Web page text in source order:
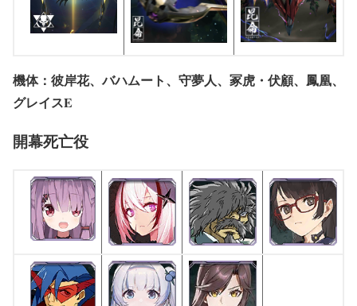
機体：彼岸花、バハムート、守夢人、冢虎・伏顧、鳳凰、
グレイスE
開幕死亡役